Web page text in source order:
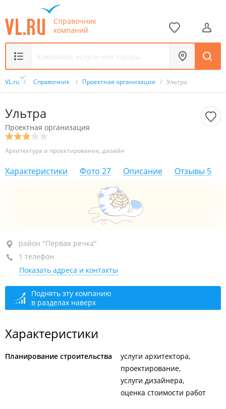
Справочник
компаний
VL.ru / Справочник / Проектная организация / Ультра
Ультра
Проектная организация
Архитектура и проектирование, дизайн
Характеристики Фото 27 Описание Отзывы 5
район "Первая речка", пр-т Острякова, 13Б
БЦ "Первореченский", 7-й этаж, оф. 707
+7 914 962-12-12
сегодня закрыто
район "Первая речка"
1 телефон
Показать адреса и контакты
Поднять эту компанию
в разделах наверх
Характеристики
Планирование строительства
услуги архитектора
проектирование
услуги дизайнера
оценка стоимости работ